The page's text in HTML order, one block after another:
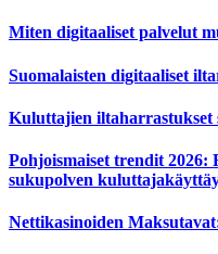
Miten digitaaliset palvelut
Suomalaisten digitaaliset
Kuluttajien iltaharrastukset
Pohjoismaiset trendit 2026:
sukupolven
Nettikasinoiden